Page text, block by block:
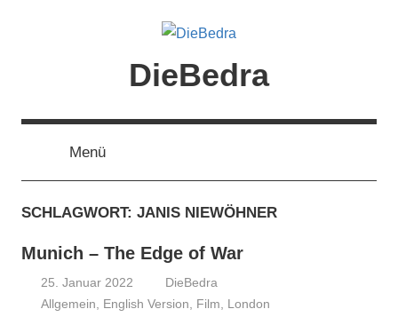
DieBedra
Menü
SCHLAGWORT: JANIS NIEWÖHNER
Munich – The Edge of War
25. Januar 2022
DieBedra
Allgemein
English Version Film London